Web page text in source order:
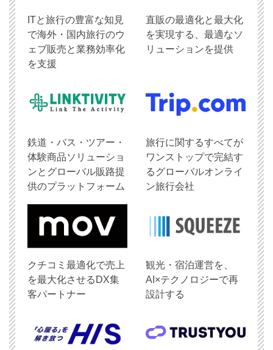
ITと旅行の豊富な知見
で海外・国内旅行のウ
ェブ販売と業務効率化
を支援
直販の最適化と最大化
を実現する、最適なソ
リューションを提供
鉄道・バス・ツアー・
体験商品ソリューショ
ンとグローバル販路提
供のプラットフォーム
旅行に関するすべてが
ワンストップで完結す
るグローバルオンライ
ン旅行会社
クチコミ最適化で売上
を最大化させるDX集
客パートナー
観光・宿泊運営を、
AI×テクノロジーで再
設計する